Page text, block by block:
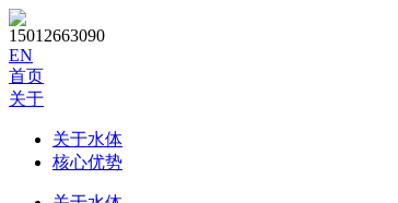
15012663090
EN
首页
关于
关于水体
核心优势